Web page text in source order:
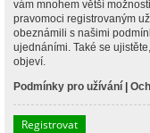
vám mnohem větší
pravomoci registrovaným
obeznámili s našimi
ujednáními. Také se
objeví.
Podmínky pro užívání |
Registrovat